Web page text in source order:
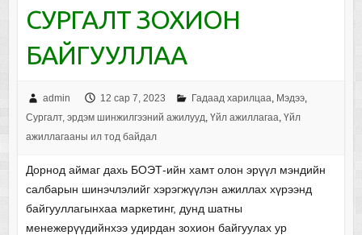
СУРГАЛТ ЗОХИОН
БАЙГУУЛЛАА
admin 12 сар 7, 2023 Гадаад харилцаа Мэдээ,
Сургалт, эрдэм шинжилгээний ажилууд Үйл ажиллагаа Үйл
ажиллагааны ил тод байдал
Дорнод аймаг дахь БОЭТ-ийн хамт олон эрүүл мэндийн
салбарын шинэчлэлийг хэрэгжүүлэн ажиллах хүрээнд
байгууллагынхаа маркетинг, дунд шатны
менежерүүдийнхээ удирдан зохион байгуулах ур